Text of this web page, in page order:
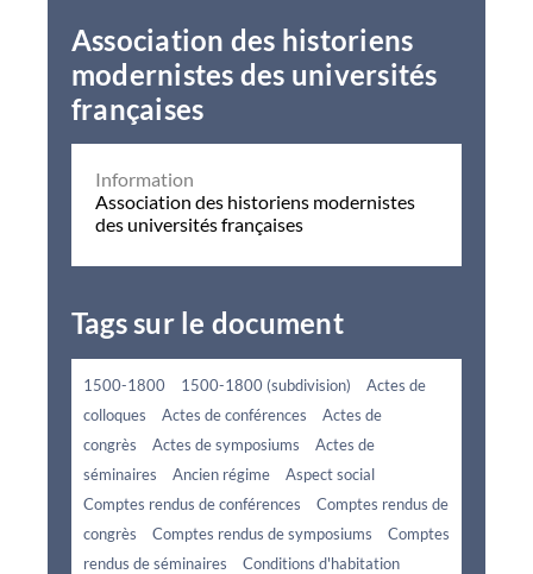
Association des historiens
modernistes des universités
françaises
Information
Association des historiens modernistes
des universités françaises
Tags sur le document
1500-1800 1500-1800 (subdivision)
Actes de
colloques
Actes de conférences
Actes de
congrès
Actes de symposiums
Actes de
séminaires
Ancien régime
Aspect social
Comptes rendus de conférences
Comptes rendus de
congrès
Comptes rendus de symposiums
Comptes
rendus de séminaires
Conditions d'habitation